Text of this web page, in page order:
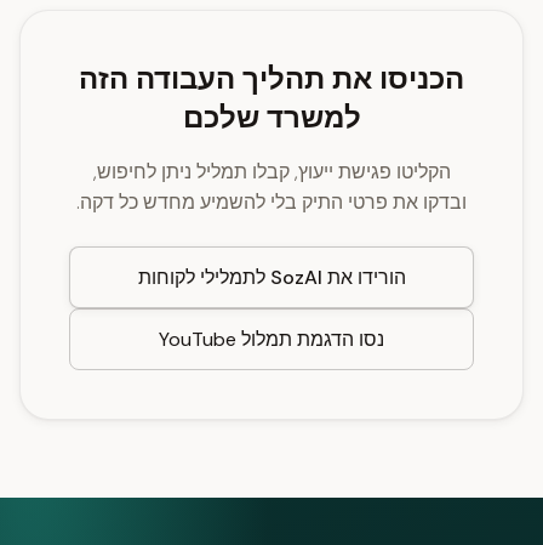
הכניסו את תהליך העבודה הזה
למשרד שלכם
הקליטו פגישת ייעוץ, קבלו תמליל ניתן לחיפוש,
ובדקו את פרטי התיק בלי להשמיע מחדש כל דקה.
הורידו את SozAI לתמלילי לקוחות
נסו הדגמת תמלול YouTube